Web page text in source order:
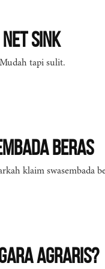
Sink
tapi sulit.
Beras
klaim swasembada
Agraris?